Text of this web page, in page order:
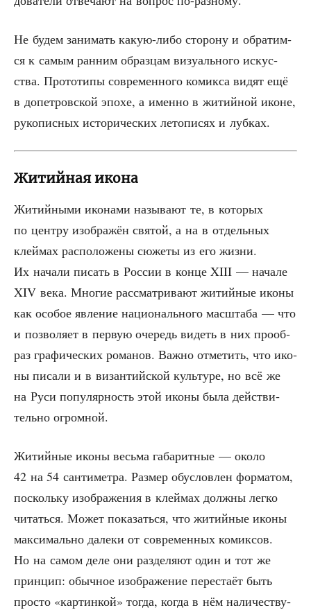
Не будем зани­мать какую-либо сто­ро­ну и обра­тим­
ся к самым ран­ним образ­цам визу­аль­но­го искус­
ства. Про­то­ти­пы совре­мен­но­го комик­са видят ещё
в допет­ров­ской эпо­хе, а имен­но в житий­ной иконе,
руко­пис­ных исто­ри­че­ских лето­пи­сях и лубках.
Житийная икона
Житий­ны­ми ико­на­ми назы­ва­ют те, в кото­рых
по цен­тру изоб­ра­жён свя­той, а на в отдель­ных
клей­мах рас­по­ло­же­ны сюже­ты из его жиз­ни.
Их нача­ли писать в Рос­сии в кон­це XIII — нача­ле
XIV века. Мно­гие рас­смат­ри­ва­ют житий­ные ико­ны
как осо­бое явле­ние наци­о­наль­но­го мас­шта­ба — что
и поз­во­ля­ет в первую оче­редь видеть в них про­об­
раз гра­фи­че­ских рома­нов. Важ­но отме­тить, что ико­
ны писа­ли и в визан­тий­ской куль­ту­ре, но всё же
на Руси попу­ляр­ность этой ико­ны была дей­стви­
тель­но огромной.
Житий­ные ико­ны весь­ма габа­рит­ные — око­ло
42 на 54 сан­ти­мет­ра. Раз­мер обу­слов­лен фор­ма­том,
посколь­ку изоб­ра­же­ния в клей­мах долж­ны лег­ко
читать­ся. Может пока­зать­ся, что житий­ные ико­ны
мак­си­маль­но дале­ки от совре­мен­ных комик­сов.
Но на самом деле они раз­де­ля­ют один и тот же
прин­цип: обыч­ное изоб­ра­же­ние пере­ста­ёт быть
про­сто «кар­тин­кой» тогда, когда в нём нали­че­ству­